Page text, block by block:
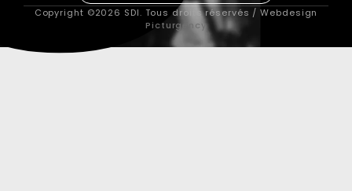
Copyright ©2026 SDI. Tous droits réservés / Webdesign
Picturgency